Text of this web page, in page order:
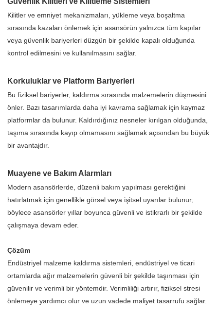
Kilitler ve emniyet mekanizmaları, yükleme veya boşaltma
sırasında kazaları önlemek için asansörün yalnızca tüm kapılar
veya güvenlik bariyerleri düzgün bir şekilde kapalı olduğunda
kontrol edilmesini ve kullanılmasını sağlar.
Korkuluklar ve Platform Bariyerleri
Bu fiziksel bariyerler, kaldırma sırasında malzemelerin düşmesini
önler. Bazı tasarımlarda daha iyi kavrama sağlamak için kaymaz
platformlar da bulunur. Kaldırdığınız nesneler kırılgan olduğunda,
taşıma sırasında kayıp olmamasını sağlamak açısından bu büyük
bir avantajdır.
Muayene ve Bakım Alarmları
Modern asansörlerde, düzenli bakım yapılması gerektiğini
hatırlatmak için genellikle görsel veya işitsel uyarılar bulunur;
böylece asansörler yıllar boyunca güvenli ve istikrarlı bir şekilde
çalışmaya devam eder.
Çözüm
Endüstriyel malzeme kaldırma sistemleri, endüstriyel ve ticari
ortamlarda ağır malzemelerin güvenli bir şekilde taşınması için
güvenilir ve verimli bir yöntemdir. Verimliliği artırır, fiziksel stresi
önlemeye yardımcı olur ve uzun vadede maliyet tasarrufu sağlar.